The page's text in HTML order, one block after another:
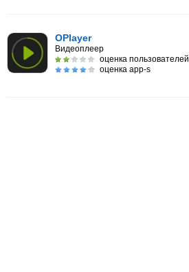
OPlayer
Видеоплеер
оценка пользователей
оценка app-s